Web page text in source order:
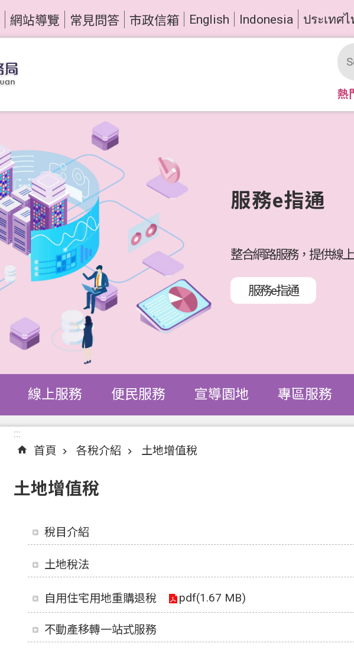
網站導覽 常見問答 市政信箱 English Indonesia ประเทศ
熱
服務e指通
整合網路服務，提供線
服務e指通
線上服務 便民服務 宣導園地 專區服務
:::
首頁
各稅介紹 土地增值稅
土地增值稅
稅目介紹
土地稅法
自用住宅用地重購退稅 pdf(1.67 MB)
不動產移轉一站式服務